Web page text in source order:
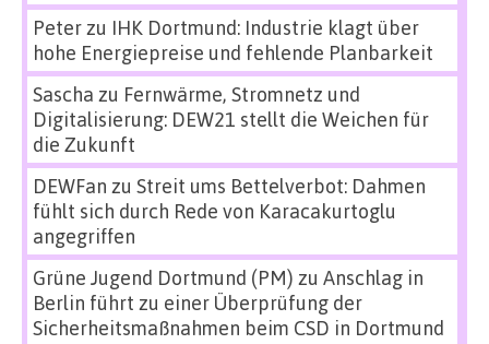
Peterzu IHK Dortmund: Industrie klagt über
hohe Energiepreise und fehlende Planbarkeit
Sascha zu Fernwärme, Stromnetz und
Digitalisierung: DEW21 stellt die Weichen für
die Zukunft
DEWFan zu Streit ums Bettelverbot: Dahmen
fühlt sich durch Rede von Karacakurtoglu
angegriffen
Grüne Jugend Dortmund (PM) zu Anschlag in
Berlin führt zu einer Überprüfung der
Sicherheitsmaßnahmen beim CSD in Dortmund